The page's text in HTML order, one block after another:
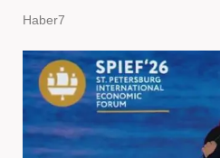
Haber7